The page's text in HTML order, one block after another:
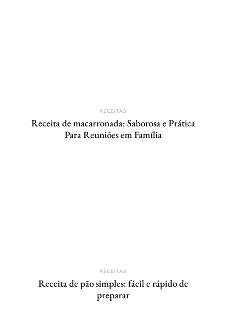
RECEITAS
Receita de macarronada: Saborosa e Prática
Para Reuniões em Família
RECEITAS
Receita de pão simples: fácil e rápido de
preparar